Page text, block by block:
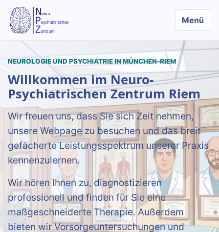
Menü
NEUROLOGIE UND PSYCHIATRIE IN MÜNCHEN-RIEM
Willkommen im Neuro-
Psychiatrischen Zentrum Riem
Wir freuen uns, dass Sie sich Zeit nehmen,
unsere Webpage zu besuchen und das breit
gefächerte Leistungsspektrum unserer Praxis
kennenzulernen.
Wir hören Ihnen zu, diagnostizieren
professionell und finden für Sie eine
maßgeschneiderte Therapie. Außerdem
bieten wir Vorsorgeuntersuchungen und